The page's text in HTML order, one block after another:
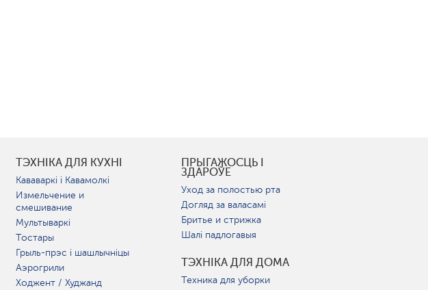
ТЭХНІКА ДЛЯ КУХНІ
Кававаркі і Кавамолкі
Измельчение и
смешивание
Мультываркі
Тостары
Грыль-прэс і шашлычніцы
Аэрогрили
Ходжент / Худжанд
ПРЫГАЖОСЦЬ І
ЗДАРОЎЕ
Уход за полостью рта
Догляд за валасамі
Бритье и стрижка
Шалі падлогавыя
ТЭХНІКА ДЛЯ ДОМА
Техника для уборки